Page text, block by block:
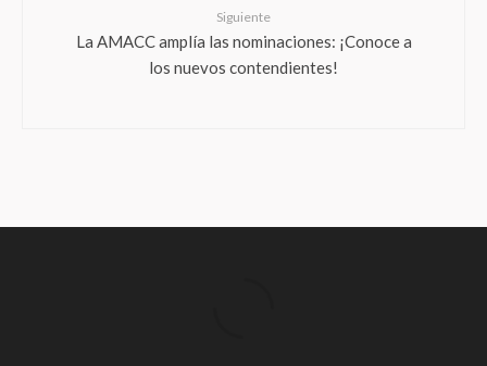
Siguiente
La AMACC amplía las nominaciones: ¡Conoce a
los nuevos contendientes!